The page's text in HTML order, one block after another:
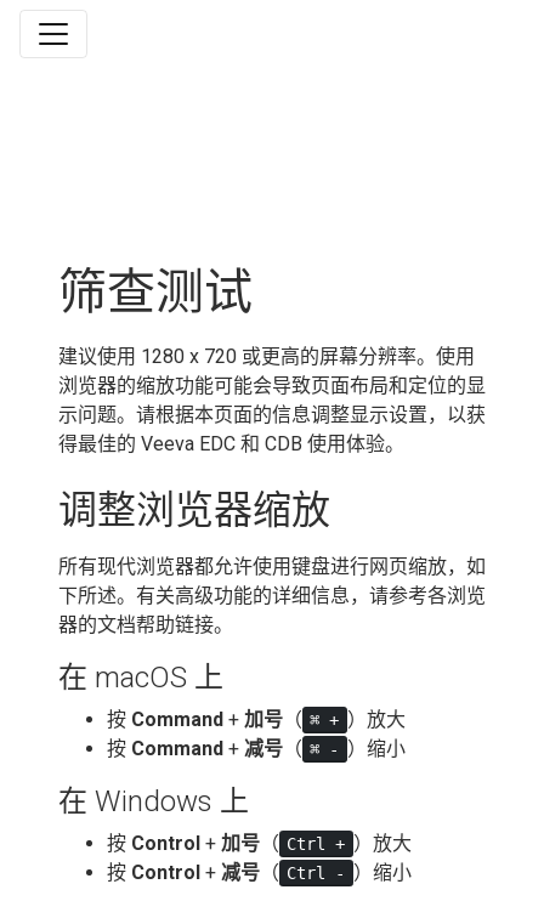
筛查测试
建议使用 1280 x 720 或更高的屏幕分辨率。使用
浏览器的缩放功能可能会导致页面布局和定位的显
示问题。请根据本页面的信息调整显示设置，以获
得最佳的 Veeva EDC 和 CDB 使用体验。
调整浏览器缩放
所有现代浏览器都允许使用键盘进行网页缩放，如
下所述。有关高级功能的详细信息，请参考各浏览
器的文档帮助链接。
在 macOS 上
按 Command + 加号 （ ⌘ + ）放大
按 Command + 减号 （ ⌘ - ）缩小
在 Windows 上
按 Control + 加号 （ Ctrl + ）放大
按 Control + 减号 （ Ctrl - ）缩小